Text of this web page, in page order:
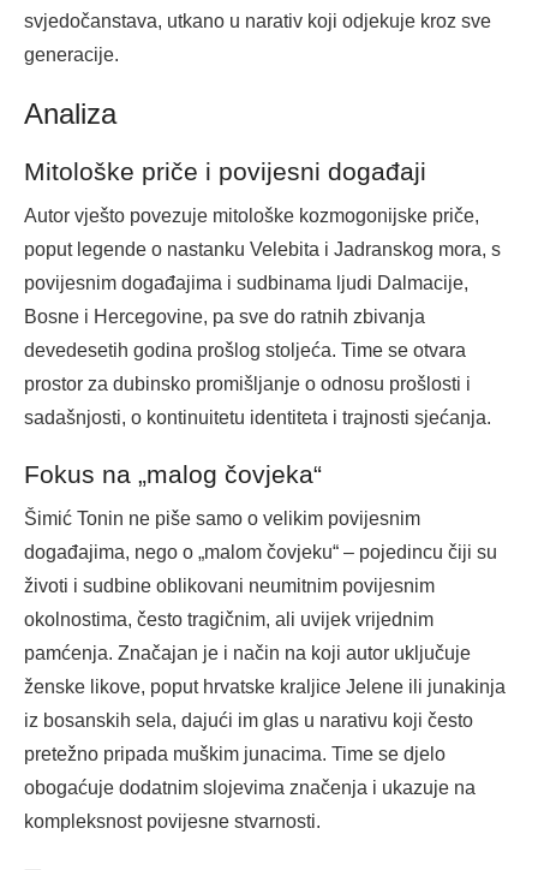
svjedočanstava, utkano u narativ koji odjekuje kroz sve
generacije.
Analiza
Mitološke priče i povijesni događaji
Autor vješto povezuje mitološke kozmogonijske priče,
poput legende o nastanku Velebita i Jadranskog mora, s
povijesnim događajima i sudbinama ljudi Dalmacije,
Bosne i Hercegovine, pa sve do ratnih zbivanja
devedesetih godina prošlog stoljeća. Time se otvara
prostor za dubinsko promišljanje o odnosu prošlosti i
sadašnjosti, o kontinuitetu identiteta i trajnosti sjećanja.
Fokus na „malog čovjeka“
Šimić Tonin ne piše samo o velikim povijesnim
događajima, nego o „malom čovjeku“ – pojedincu čiji su
životi i sudbine oblikovani neumitnim povijesnim
okolnostima, često tragičnim, ali uvijek vrijednim
pamćenja. Značajan je i način na koji autor uključuje
ženske likove, poput hrvatske kraljice Jelene ili junakinja
iz bosanskih sela, dajući im glas u narativu koji često
pretežno pripada muškim junacima. Time se djelo
obogaćuje dodatnim slojevima značenja i ukazuje na
kompleksnost povijesne stvarnosti.